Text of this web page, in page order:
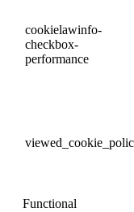
cookielawinfo-
checkbox-
performance
Functional